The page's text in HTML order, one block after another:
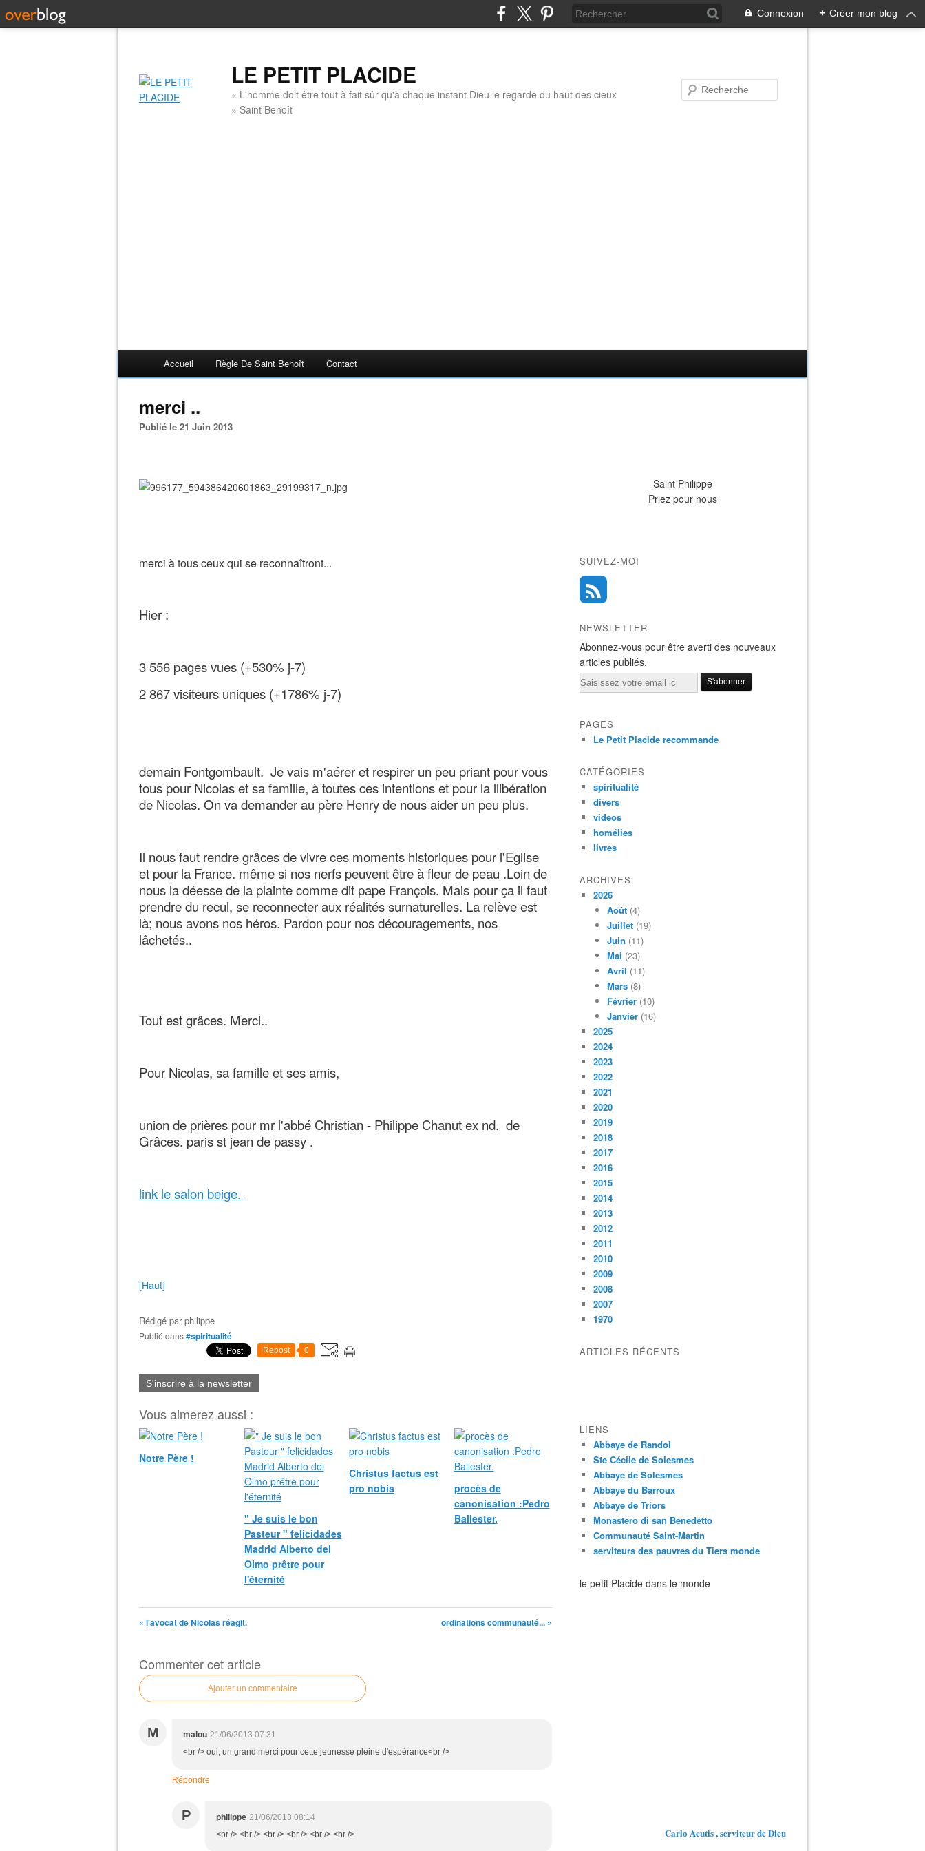
Connexion + Créer mon blog
LE PETIT PLACIDE
« L'homme doit être tout à fait sûr qu'à chaque instant Dieu le regarde du haut des cieux
» Saint Benoît
Accueil Règle De Saint Benoît Contact
merci ..
Publié le 21 Juin 2013
merci à tous ceux qui se reconnaîtront...
Hier :
3 556 pages vues (+530% j-7)
2 867 visiteurs uniques (+1786% j-7)
demain Fontgombault. Je vais m'aérer et respirer un peu priant pour vous
tous pour Nicolas et sa famille, à toutes ces intentions et pour la llibération
de Nicolas. On va demander au père Henry de nous aider un peu plus.
Il nous faut rendre grâces de vivre ces moments historiques pour l'Eglise
et pour la France. même si nos nerfs peuvent être à fleur de peau .Loin de
nous la déesse de la plainte comme dit pape François. Mais pour ça il faut
prendre du recul, se reconnecter aux réalités surnaturelles. La relève est
là; nous avons nos héros. Pardon pour nos découragements, nos
lâchetés..
Tout est grâces. Merci..
Pour Nicolas, sa famille et ses amis,
union de prières pour mr l'abbé Christian - Philippe Chanut ex nd. de
Grâces. paris st jean de passy .
link le salon beige.
[Haut]
Rédigé parphilippe
Publié dans#spiritualité
Repost 0
S'inscrire à la newsletter
Vous aimerez aussi :
Notre Père !
" Je suis le bon
Pasteur " felicidades
Madrid Alberto del
Olmo prêtre pour
l'éternité
Christus factus est
pro nobis
procès de
canonisation :Pedro
Ballester.
« l'avocat de Nicolas réagit. ordinations communauté... »
Commenter cet article
Ajouter un commentaire
M malou 21/06/2013 07:31
<br /> oui, un grand merci pour cette jeunesse pleine d'espérance<br />
Répondre
P philippe 21/06/2013 08:14
<br /> <br /> <br /> <br /> <br /> <br />
Saint Philippe
Priez pour nous
SUIVEZ-MOI
NEWSLETTER
Abonnez-vous pour être averti des nouveaux
articles publiés.
Email
PAGES
Le Petit Placide recommande
CATÉGORIES
spiritualité
divers
videos
homélies
livres
ARCHIVES
2026
Août (4)
Juillet (19)
Juin (11)
Mai (23)
Avril (11)
Mars (8)
Février (10)
Janvier (16)
2025
2024
2023
2022
2021
2020
2019
2018
2017
2016
2015
2014
2013
2012
2011
2010
2009
2008
2007
1970
ARTICLES RÉCENTS
LIENS
Abbaye de Randol
Ste Cécile de Solesmes
Abbaye de Solesmes
Abbaye du Barroux
Abbaye de Triors
Monastero di san Benedetto
Communauté Saint-Martin
serviteurs des pauvres du Tiers monde
le petit Placide dans le monde
Carlo Acutis , serviteur de Dieu